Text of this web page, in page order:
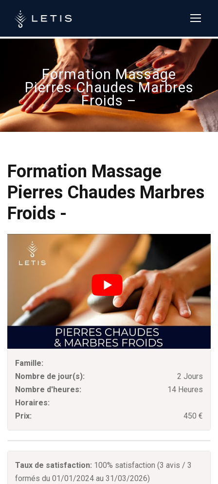
+33 (0)4 84 13
Formation Massage
Pierres Chaudes Marbres
Froids –
Formation Massage
Pierres Chaudes Marbres
Froids -
Famille:
Nombre de jour(s):
2 Jours
Nombre d'heures:
14 Heures
Horaires:
Prix:
450 €
Taux de satisfaction: 100% satisfaction (3 avis / 3
formés du 01/01/2024 au 31/03/2026)